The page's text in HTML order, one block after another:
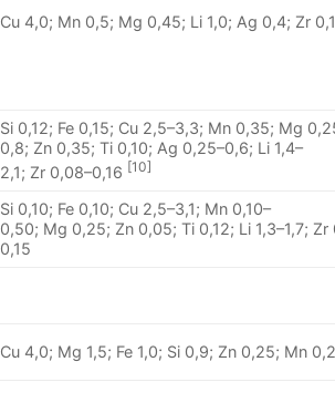
Cu 4,0; Mn 0,5; Mg 0,45; Li 1,0; Ag 0,4; Zr
Si 0,12; Fe 0,15; Cu 2,5–3,3; Mn 0,35; Mg
0,8; Zn 0,35; Ti 0,10; Ag 0,25–0,6; Li 1,4–
2,1; Zr 0,08–0,16 [10]
Si 0,10; Fe 0,10; Cu 2,5–3,1; Mn 0,10–
0,50; Mg 0,25; Zn 0,05; Ti 0,12; Li 1,3–1,7; Zr
0,15
Cu 4,0; Mg 1,5; Fe 1,0; Si 0,9; Zn 0,25; Mn